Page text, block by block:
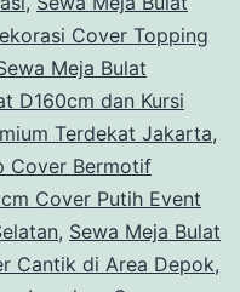
Cover Topping
Meja Bulat
D160cm dan Kursi
Terdekat Jakarta,
Cover Bermotif
Cover Putih Event
, Sewa Meja Bulat
Cantik di Area Depok,